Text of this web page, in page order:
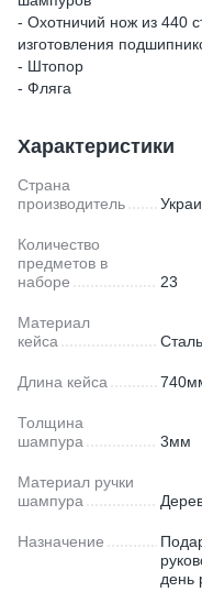
- Охотничий нож из 440
изготовления
- Штопор
- Фляга
Характеристики
Страна
производитель
Количество
предметов в
наборе
23
Материал
кейса
Сталь
Длина кейса
Толщина
шампура
3мм
Материал ручки
шампура
Назначение
день